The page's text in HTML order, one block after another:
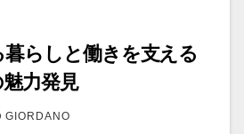
暮らしと働きを支える
力発見
GIORDANO